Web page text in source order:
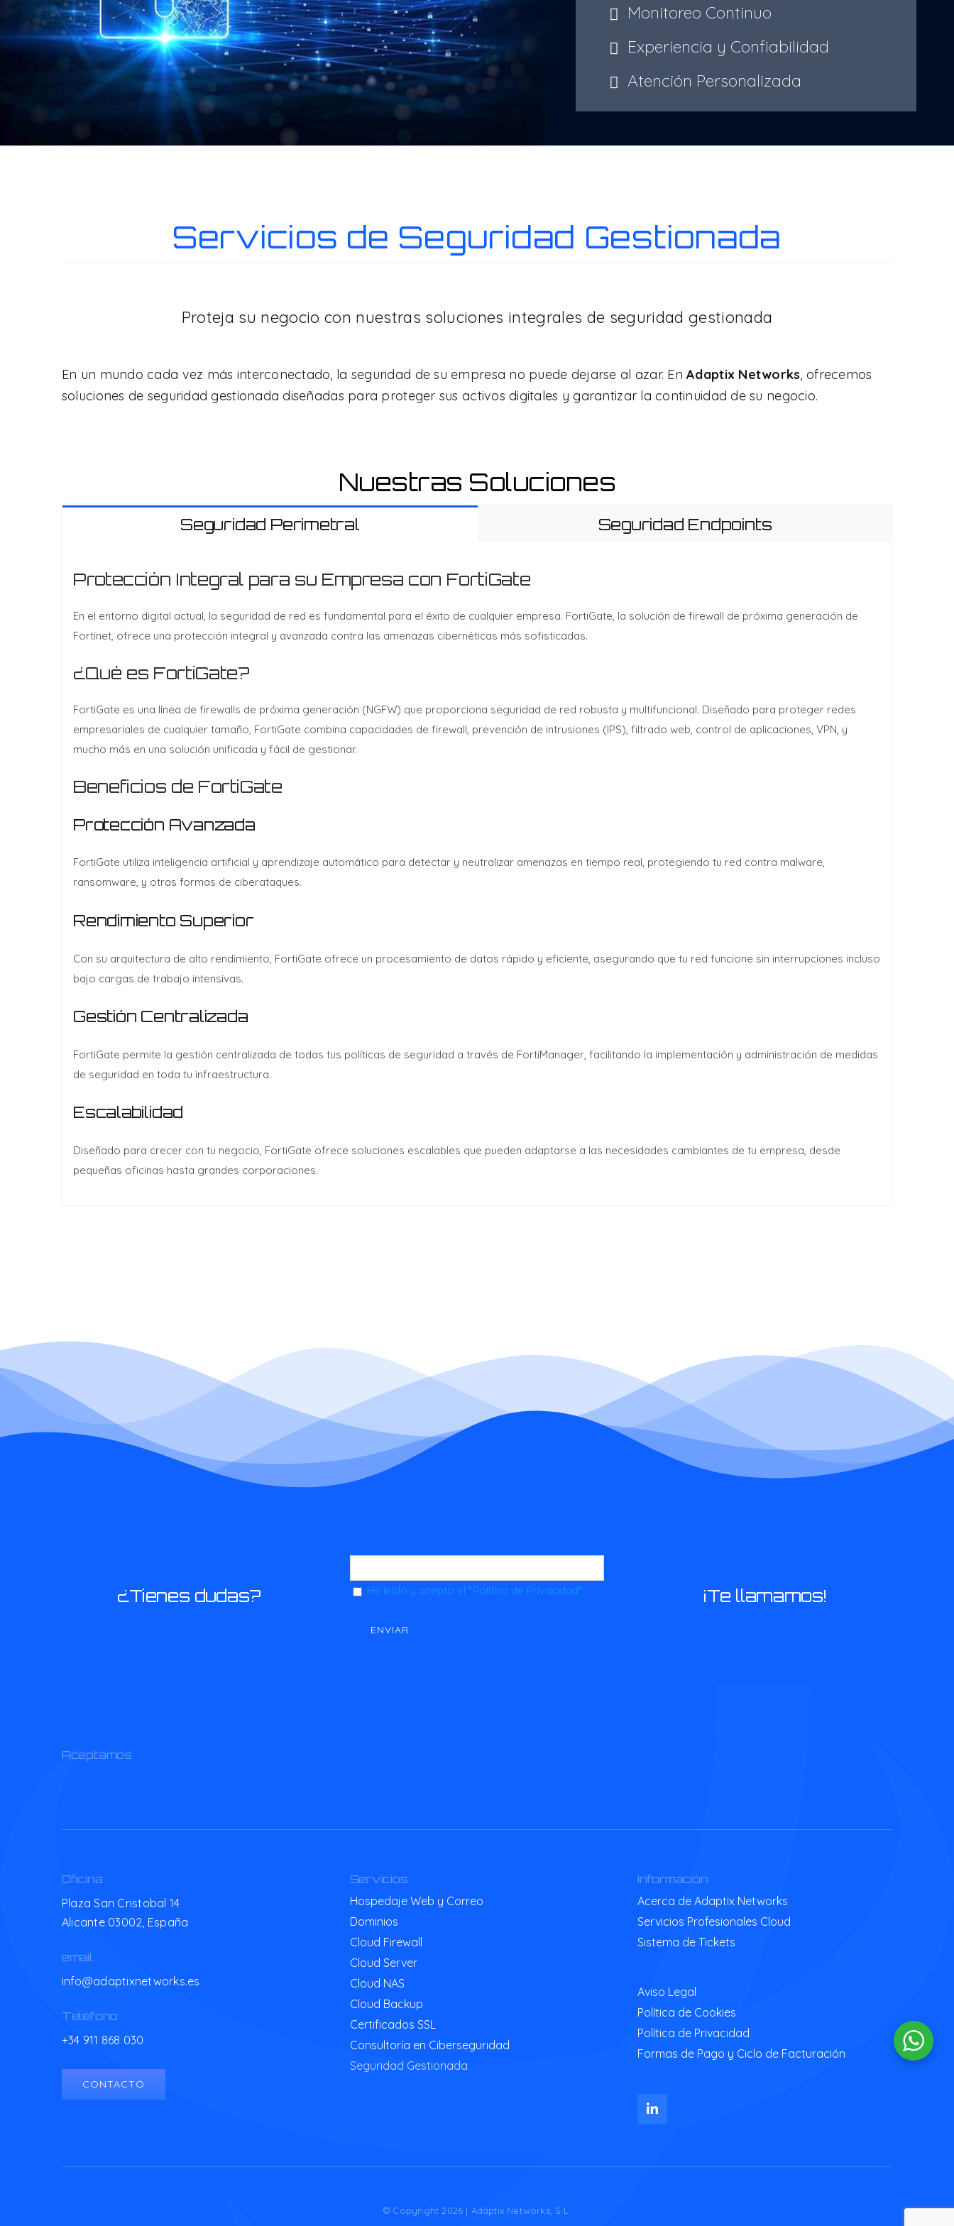
Monitoreo Continuo
Experiencia y Confiabilidad
Atención Personalizada
Servicios de Seguridad Gestionada
Proteja su negocio con nuestras soluciones integrales de seguridad gestionada
En un mundo cada vez más interconectado, la seguridad de su empresa no puede dejarse al azar. EnAdaptix Networks, ofrecemos
soluciones de seguridad gestionada diseñadas para proteger sus activos digitales y garantizar la continuidad de su negocio.
Nuestras Soluciones
Seguridad Perimetral Seguridad Endpoints
Protección Integral para su Empresa con FortiGate
En el entorno digital actual, la seguridad de red es fundamental para el éxito de cualquier empresa. FortiGate, la solución de firewall de próxima generación de
Fortinet, ofrece una protección integral y avanzada contra las amenazas cibernéticas más sofisticadas.
¿Qué es FortiGate?
FortiGate es una línea de firewalls de próxima generación (NGFW) que proporciona seguridad de red robusta y multifuncional. Diseñado para proteger redes
empresariales de cualquier tamaño, FortiGate combina capacidades de firewall, prevención de intrusiones (IPS), filtrado web, control de aplicaciones, VPN, y
mucho más en una solución unificada y fácil de gestionar.
Beneficios de FortiGate
Protección Avanzada
FortiGate utiliza inteligencia artificial y aprendizaje automático para detectar y neutralizar amenazas en tiempo real, protegiendo tu red contra malware,
ransomware, y otras formas de ciberataques.
Rendimiento Superior
Con su arquitectura de alto rendimiento, FortiGate ofrece un procesamiento de datos rápido y eficiente, asegurando que tu red funcione sin interrupciones incluso
bajo cargas de trabajo intensivas.
Gestión Centralizada
FortiGate permite la gestión centralizada de todas tus políticas de seguridad a través de FortiManager, facilitando la implementación y administración de medidas
de seguridad en toda tu infraestructura.
Escalabilidad
Diseñado para crecer con tu negocio, FortiGate ofrece soluciones escalables que pueden adaptarse a las necesidades cambiantes de tu empresa, desde
pequeñas oficinas hasta grandes corporaciones.
¿Tienes dudas? He leído y acepto el "Política de Privacidad" ¡Te llamamos!
Aceptamos
Oficina
Plaza San Cristobal 14
Alicante 03002, España
email
info@adaptixnetworks.es
Teléfono
+34 911 868 030
CONTACTO
Servicios
Hospedaje Web y Correo
Dominios
Cloud Firewall
Cloud Server
Cloud NAS
Cloud Backup
Certificados SSL
Consultoría en Ciberseguridad
Seguridad Gestionada
Información
Acerca de Adaptix Networks
Servicios Profesionales Cloud
Sistema de Tickets
Aviso Legal
Política de Cookies
Política de Privacidad
Formas de Pago y Ciclo de Facturación
© Copyright 2026 | Adaptix Networks, S.L.